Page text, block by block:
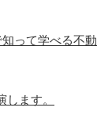
って学べる不
ます。